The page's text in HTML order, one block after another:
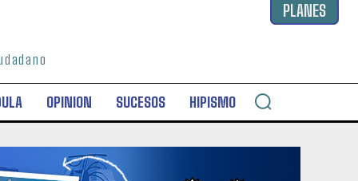
PLANES
OPINION SUCESOS HIPISMO